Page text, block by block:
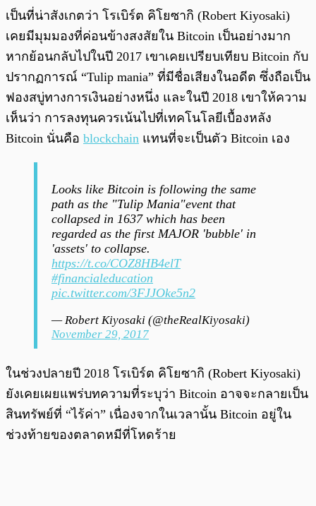
เป็นที่น่าสังเกตว่า โรเบิร์ต คิโยซากิ (Robert Kiyosaki)
เคยมีมุมมองที่ค่อนข้างสงสัยใน Bitcoin เป็นอย่างมาก
หากย้อนกลับไปในปี 2017 เขาเคยเปรียบเทียบ Bitcoin กับ
ปรากฏการณ์ “Tulip mania” ที่มีชื่อเสียงในอดีต ซึ่งถือเป็น
ฟองสบู่ทางการเงินอย่างหนึ่ง และในปี 2018 เขาให้ความ
เห็นว่า การลงทุนควรเน้นไปที่เทคโนโลยีเบื้องหลัง
Bitcoin นั่นคือ blockchain แทนที่จะเป็นตัว Bitcoin เอง
Looks like Bitcoin is following the same
path as the "Tulip Mania"event that
collapsed in 1637 which has been
regarded as the first MAJOR 'bubble' in
'assets' to collapse.
https://t.co/COZ8HB4elT
#financialeducation
pic.twitter.com/3FJJOke5n2
— Robert Kiyosaki (@theRealKiyosaki)
November 29, 2017
ในช่วงปลายปี 2018 โรเบิร์ต คิโยซากิ (Robert Kiyosaki)
ยังเคยเผยแพร่บทความที่ระบุว่า Bitcoin อาจจะกลายเป็น
สินทรัพย์ที่ “ไร้ค่า” เนื่องจากในเวลานั้น Bitcoin อยู่ใน
ช่วงท้ายของตลาดหมีที่โหดร้าย